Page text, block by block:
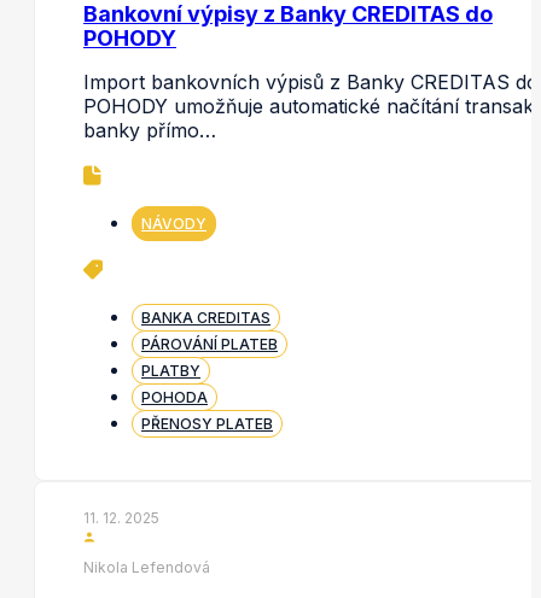
Bankovní výpisy z Banky CREDITAS do
POHODY
Import bankovních výpisů z Banky CREDITAS do
POHODY umožňuje automatické načítání
banky přímo…
NÁVODY
BANKA CREDITAS
PÁROVÁNÍ PLATEB
PLATBY
POHODA
PŘENOSY PLATEB
11. 12. 2025
Nikola Lefendová